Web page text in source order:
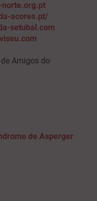
norte.org.pt
acores.pt/
setubal.com
Amigos do
de Asperger